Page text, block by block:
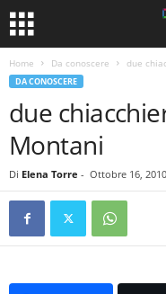
Home Da conoscere due
DA CONOSCERE
due
Montani
Di Elena Torre - Ottobre 16, 2010